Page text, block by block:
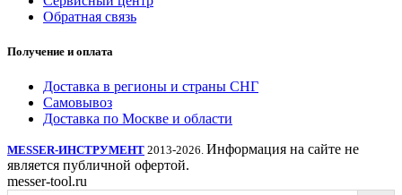
Обратная связь
Получение и оплата
Доставка в регионы и страны СНГ
Самовывоз
Доставка по Москве и области
MESSER-ИНСТРУМЕНТ 2013-2026. Информация на сайте не
является публичной офертой.
messer-tool.ru